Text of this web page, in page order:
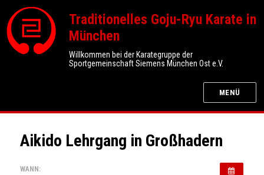
Traditionelles Goju-Ryu Karate in
München
Willkommen bei der Karategruppe der
Sportgemeinschaft Siemens München Ost e.V.
MENÜ
Aikido Lehrgang in Großhadern
WANN: